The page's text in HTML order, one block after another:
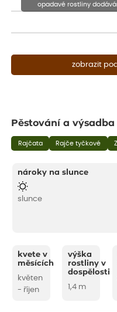
zobrazit
opadavé rostliny
Rostliny mohou být také
Pěstování a výsadba
Rajčata Rajče tyčkové
nároky na slunce
slunce
kvete v
měsících
květen
- říjen
výška
rostliny v
dospělosti
1,4 m